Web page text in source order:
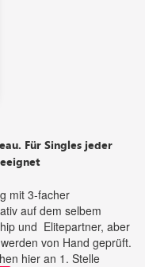
Für Singles jeder
mit 3-facher
auf dem selbem
und Elitepartner, aber
von Hand geprüft.
hier an 1. Stelle